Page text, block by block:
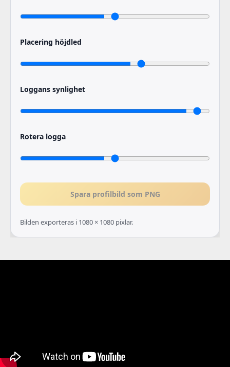
Placering höjdled
Loggans synlighet
Rotera logga
Spara profilbild som PNG
Bilden exporteras i 1080 × 1080 pixlar.